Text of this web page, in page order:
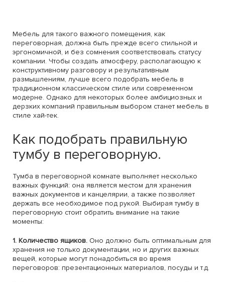
Мебель для такого важного помещения, как
переговорная, должна быть прежде всего стильной и
эргономичной, и без сомнения соответствовать статусу
компании. Чтобы создать атмосферу, располагающую к
конструктивному разговору и результативным
размышлениям, лучше всего подобрать мебель в
традиционном классическом стиле или современном
модерне. Однако для некоторых более амбициозных и
дерзких компаний правильным выбором станет мебель в
стиле хай-тек.
Как подобрать правильную
тумбу в переговорную.
Тумба в переговорной комнате выполняет несколько
важных функций: она является местом для хранения
важных документов и канцелярии, а также позволяет
держать все необходимое под рукой. Выбирая тумбу в
переговорную стоит обратить внимание на такие
моменты:
1. Количество ящиков. Оно должно быть оптимальным для
хранения не только документации, но и других важных
вещей, которые могут понадобиться во время
переговоров: презентационных материалов, посуды и т.д.